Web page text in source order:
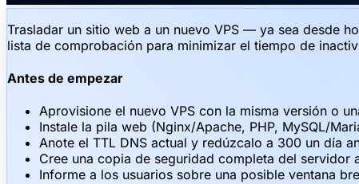
Trasladar un sitio web a un nuevo VPS — ya sea desde
lista de comprobación para minimizar el tiempo de
Antes de empezar
Aprovisione el nuevo VPS con la misma versión o
Instale la pila web (Nginx/Apache, PHP, MySQL/
Anote el TTL DNS actual y redúzcalo a 300 un día
Cree una copia de seguridad completa del servidor
Informe a los usuarios sobre una posible ventana